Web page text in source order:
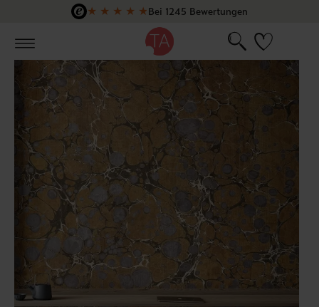
Zum Hauptinhalt springen
★ ★ ★ ★ ★Bei 1245 Bewertungen